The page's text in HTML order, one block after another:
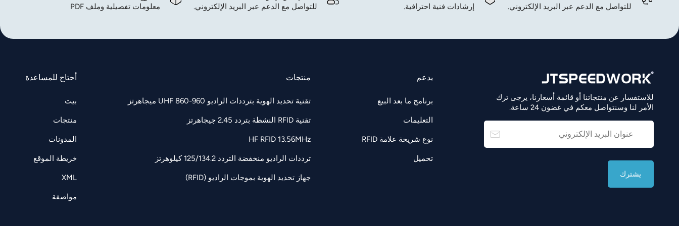
معلومات تفصيلية وملف PDF للتواصل مع الدعم عبر البريد الإلكتروني. إرشادات فنية احترافية. للتواصل مع الدعم عبر البريد الإلكتروني.
للاستفسار عن منتجاتنا أو قائمة أسعارنا، يرجى ترك
الأمر لنا وسنتواصل معكم في غضون 24 ساعة.
يدعم
برنامج ما بعد البيع
التعليمات
نوع شريحة علامة RFID
تحميل
منتجات
تقنية تحديد الهوية بترددات الراديو UHF 860-960 ميجاهرتز
تقنية RFID النشطة بتردد 2.45 جيجاهرتز
HF RFID 13.56MHz
ترددات الراديو منخفضة التردد 125/134.2 كيلوهرتز
جهاز تحديد الهوية بموجات الراديو (RFID)
أحتاج للمساعدة
بيت
منتجات
المدونات
خريطة الموقع
XML
مواصفة